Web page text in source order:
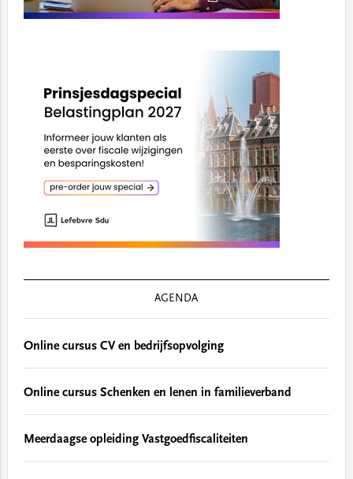
AGENDA
Online cursus CV en bedrijfsopvolging
Online cursus Schenken en lenen in familieverband
Meerdaagse opleiding Vastgoedfiscaliteiten